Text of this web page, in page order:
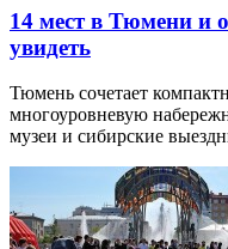
14 мест в Тюмени и
увидеть
Тюмень сочетает
многоуровневую
музеи и сибирские